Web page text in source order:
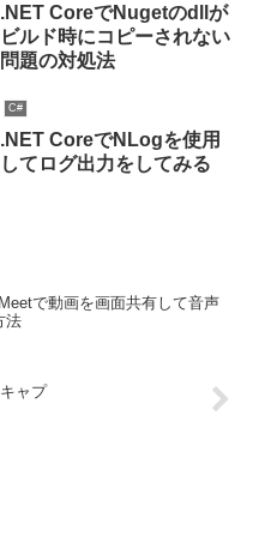
.NET CoreでNugetのdllが
ビルド時にコピーされない
問題の対処法
C#
.NET CoreでNLogを使用
してログ出力をしてみる
で動画を画面共有して音声
法
ャプ